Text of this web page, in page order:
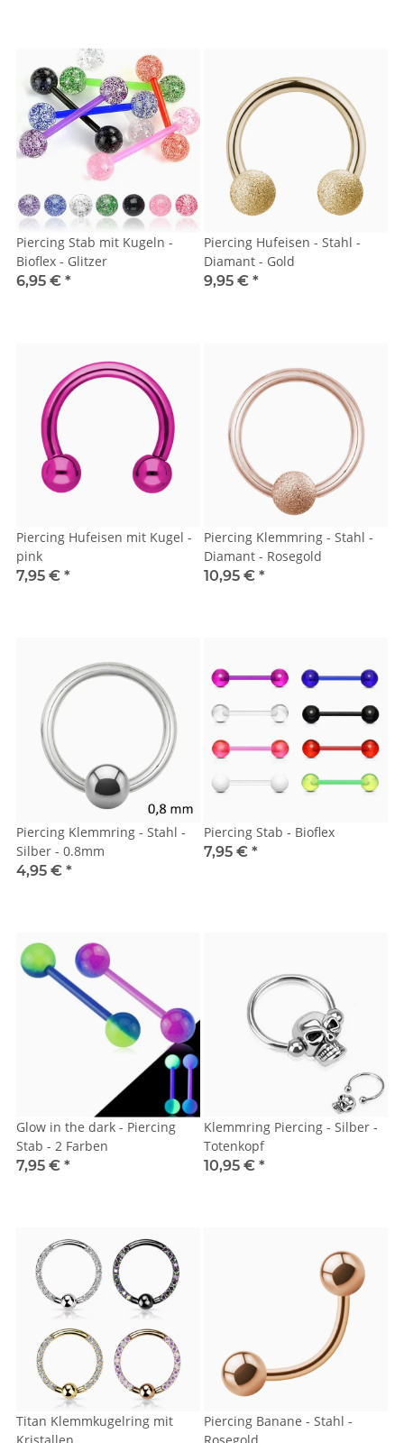
Piercing Stab mit Kugeln -
Bioflex - Glitzer
6,95 € *
Piercing Hufeisen - Stahl -
Diamant - Gold
9,95 € *
Piercing Hufeisen mit Kugel -
pink
7,95 € *
Piercing Klemmring - Stahl -
Diamant - Rosegold
10,95 € *
Piercing Klemmring - Stahl -
Silber - 0.8mm
4,95 € *
Piercing Stab - Bioflex
7,95 € *
Glow in the dark - Piercing
Stab - 2 Farben
7,95 € *
Klemmring Piercing - Silber -
Totenkopf
10,95 € *
Titan Klemmkugelring mit
Piercing Banane - Stahl -